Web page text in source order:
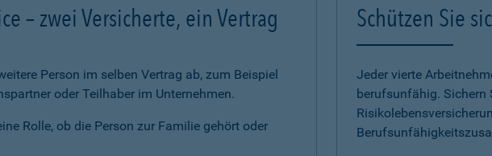
– zwei Versicherte, ein Vertrag
Person im selben Vertrag ab, zum Beispiel
oder Teilhaber im Unternehmen.
Rolle, ob die Person zur Familie gehört oder
Schützen Sie
Jeder vierte
berufsunfähig. Sichern